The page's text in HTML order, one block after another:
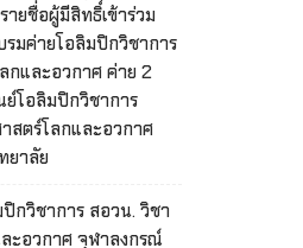
ายชื่อผู้มีสิทธิ์เข้าร่วม
รมค่ายโอลิมปิกวิชาการ
กและอวกาศ ค่าย 2
โอลิมปิกวิชาการ
สตร์โลกและอวกาศ
ยาลัย
กวิชาการ สอวน. วิชา
ะอวกาศ จุฬาลงกรณ์